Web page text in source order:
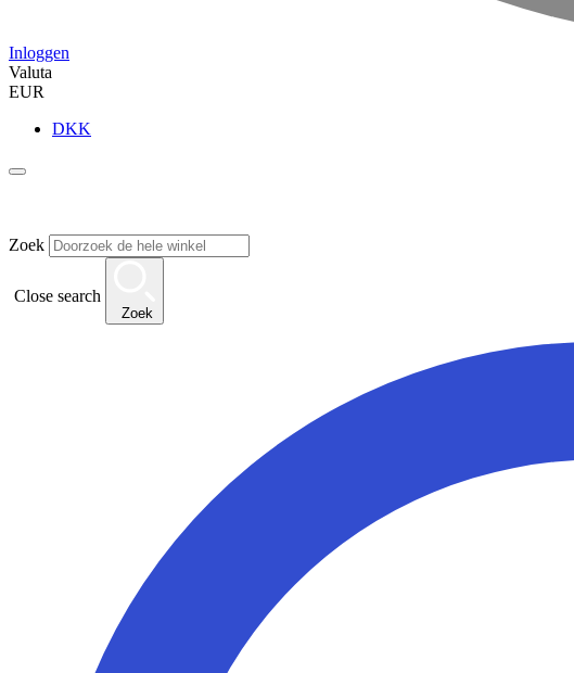
Inloggen
Valuta
EUR
DKK
Zoek
Close search
Zoek